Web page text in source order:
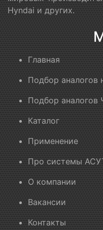
Hyndai и других.
Главная
Подбор аналогов
Подбор аналогов
Каталог
Применение
Про системы
О компании
Вакансии
Контакты